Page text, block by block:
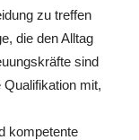
zu treffen
die den Alltag
sind
mit,
kompetente